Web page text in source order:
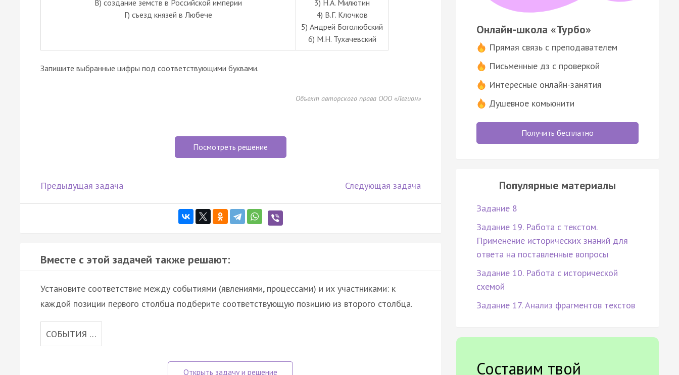
В) создание земств в Российской империи
Г) съезд князей в Любече
3) Н.А. Милютин
4) В.Г. Клочков
5) Андрей Боголюбский
6) М.Н. Тухачевский
Запишите выбранные цифры под соответствующими буквами.
Объект авторского права ООО «Легион»
Посмотреть решение
Предыдущая задача Следующая задача
Вместе с этой задачей также решают:
Установите соответствие между событиями (явлениями, процессами) и их участниками: к
каждой позиции первого столбца подберите соответствующую позицию из второго столбца.
СОБЫТИЯ …
Онлайн-школа «Турбо»
Прямая связь с преподавателем
Письменные дз с проверкой
Интересные онлайн-занятия
Душевное комьюнити
Получить бесплатно
Популярные материалы
Задание 8
Задание 19. Работа с текстом.
Применение исторических знаний для
ответа на поставленные вопросы
Задание 10. Работа с исторической
схемой
Задание 17. Анализ фрагментов текстов
Составим твой